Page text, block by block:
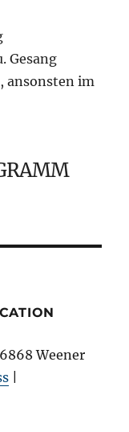
Gesang
ansonsten im
Weener